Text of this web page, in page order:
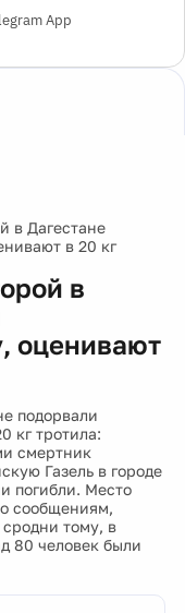
App
в Дагестане
в 20 кг
в
оценивают
подорвали
кг тротила:
смертник
Газель в городе
погибли. Место
сообщениям,
сродни тому, в
80 человек были